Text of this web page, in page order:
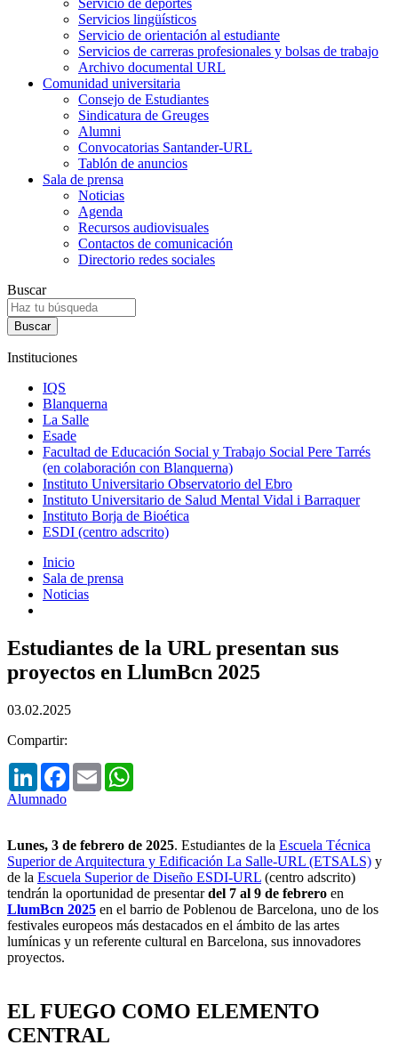
Servicios lingüísticos
Servicio de orientación al estudiante
Servicios de carreras profesionales y bolsas de trabajo
Archivo documental URL
Comunidad universitaria
Consejo de Estudiantes
Sindicatura de Greuges
Alumni
Convocatorias Santander-URL
Tablón de anuncios
Sala de prensa
Noticias
Agenda
Recursos audiovisuales
Contactos de comunicación
Directorio redes sociales
Buscar
Instituciones
IQS
Blanquerna
La Salle
Esade
Facultad de Educación Social y Trabajo Social Pere Tarrés
(en colaboración con Blanquerna)
Instituto Universitario Observatorio del Ebro
Instituto Universitario de Salud Mental Vidal i Barraquer
Instituto Borja de Bioética
ESDI (centro adscrito)
Inicio
Sala de prensa
Noticias
Estudiantes de la URL presentan sus
proyectos en LlumBcn 2025
03.02.2025
Compartir:
LinkedInFacebook
Email
Alumnado
Lunes, 3 de febrero de 2025. Estudiantes de la Escuela Técnica
Superior de Arquitectura y Edificación La Salle-URL (ETSALS) y
de la Escuela Superior de Diseño ESDI-URL (centro adscrito)
tendrán la oportunidad de presentardel 7 al 9 de febrero en
LlumBcn 2025 en el barrio de Poblenou de Barcelona, uno de los
festivales europeos más destacados en el ámbito de las artes
lumínicas y un referente cultural en Barcelona, sus innovadores
proyectos.
EL FUEGO COMO ELEMENTO
CENTRAL